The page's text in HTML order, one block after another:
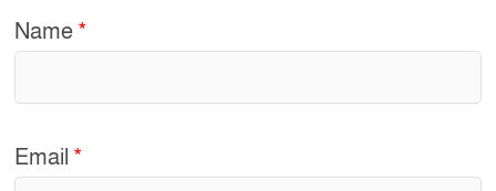
Name*
Email*